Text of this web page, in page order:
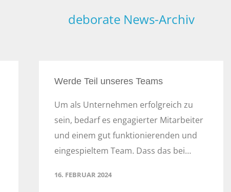
deborate News-Archiv
Werde Teil unseres Teams
Um als Unternehmen erfolgreich zu
sein, bedarf es engagierter Mitarbeiter
und einem gut funktionierenden und
eingespieltem Team. Dass das bei…
16. FEBRUAR 2024